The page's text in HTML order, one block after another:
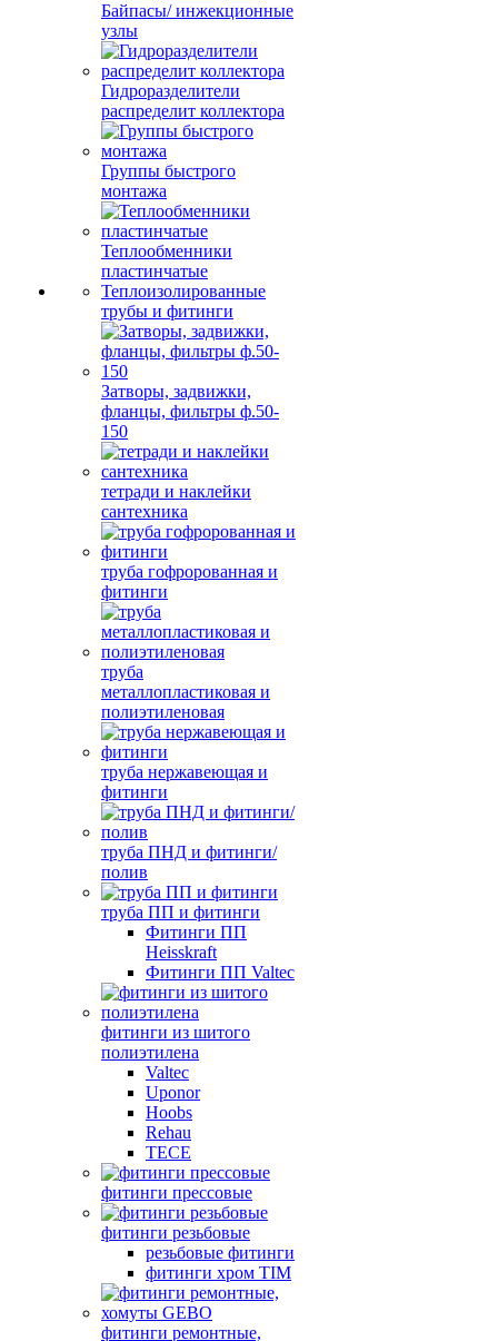
Байпасы/ инжекционные
узлы
Гидроразделители
распределит коллектора
Группы быстрого
монтажа
Теплообменники
пластинчатые
Теплоизолированные
трубы и фитинги
Затворы, задвижки,
фланцы, фильтры ф.50-
150
тетради и наклейки
сантехника
труба гофророванная и
фитинги
труба
металлопластиковая и
полиэтиленовая
труба нержавеющая и
фитинги
труба ПНД и фитинги/
полив
труба ПП и фитинги
Фитинги ПП
Heisskraft
Фитинги ПП Valtec
фитинги из шитого
полиэтилена
Valtec
Uponor
Hoobs
Rehau
TECE
фитинги прессовые
фитинги резьбовые
резьбовые фитинги
фитинги хром TIM
фитинги ремонтные,